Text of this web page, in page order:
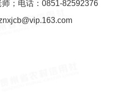
；电话：0851-82592376
省农村信
年11